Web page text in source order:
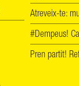
Atreveix-te:
#Dempeus!
Pren partit!